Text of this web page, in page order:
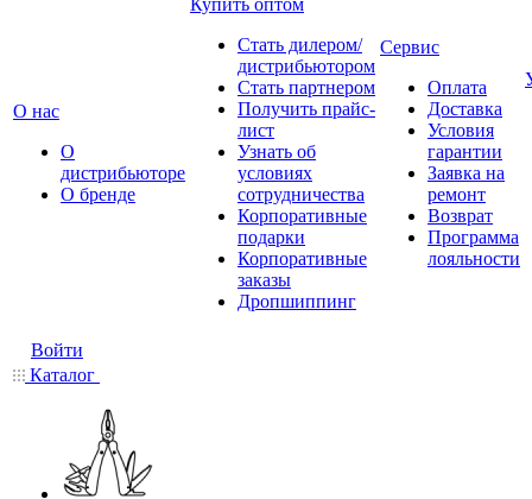
О нас
О
дистрибьюторе
О бренде
Купить оптом
Стать дилером/
дистрибьютором
Стать партнером
Получить прайс-
лист
Узнать об
условиях
сотрудничества
Корпоративные
подарки
Корпоративные
заказы
Дропшиппинг
Сервис
Оплата
Доставка
Условия
гарантии
Заявка на
ремонт
Возврат
Программа
лояльности
Войти
Каталог